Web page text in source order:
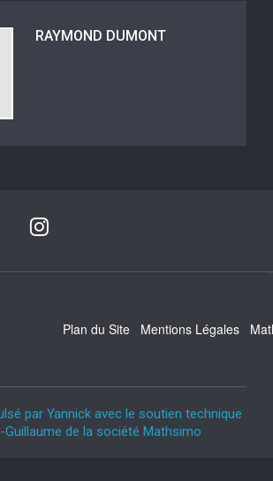
RAYMOND DUMONT
Plan du Site Mentions Légales
par Yannick avec le soutien technique
Guillaume de la société Mathsimo